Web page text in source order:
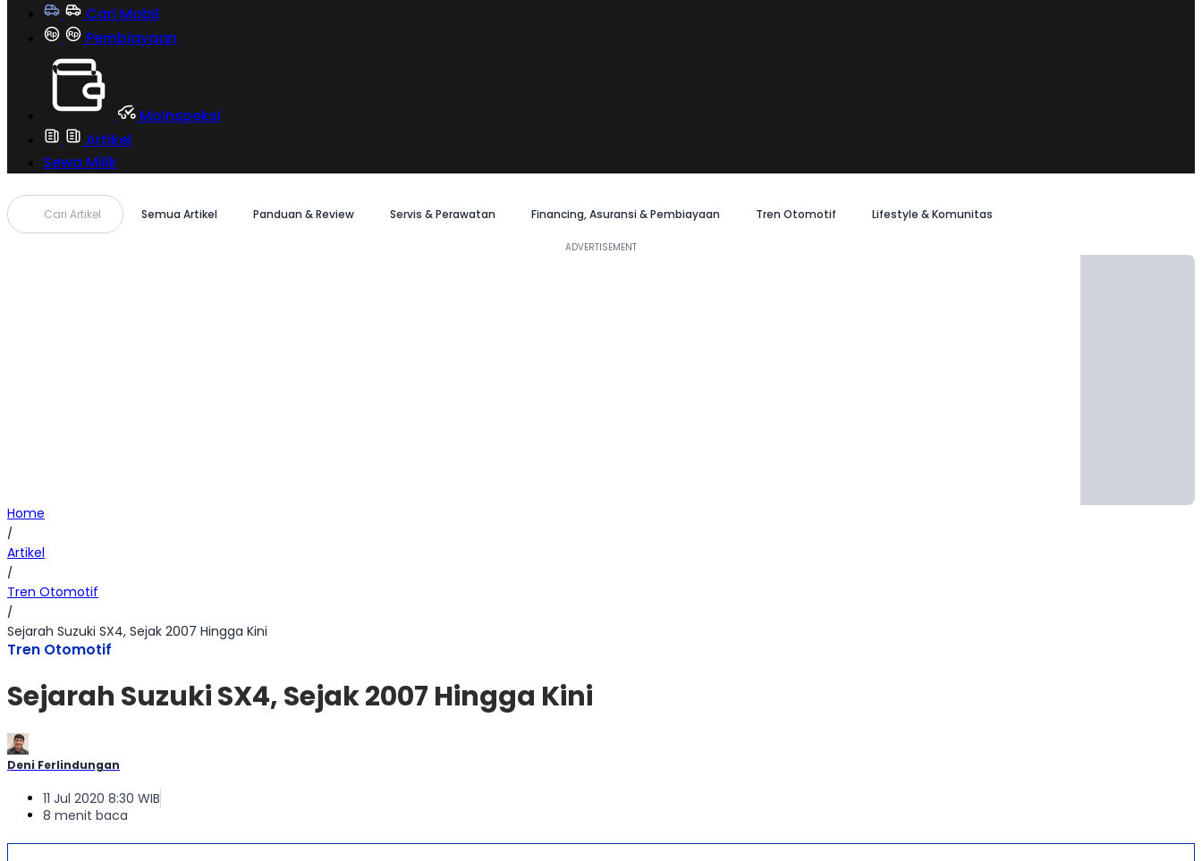
Cari Mobil
Pembiayaan
MoInspeksi
Artikel
Sewa Milik
Cari Artikel Semua Artikel Panduan & Review Servis & Perawatan Financing, Asuransi & Pembiayaan Tren Otomotif Lifestyle & Komunitas
Home
/
Artikel
/
Tren Otomotif
/
Sejarah Suzuki SX4, Sejak 2007 Hingga Kini
Tren Otomotif
Sejarah Suzuki SX4, Sejak 2007 Hingga Kini
Deni Ferlindungan
11 Jul 2020 8:30 WIB
8 menit baca